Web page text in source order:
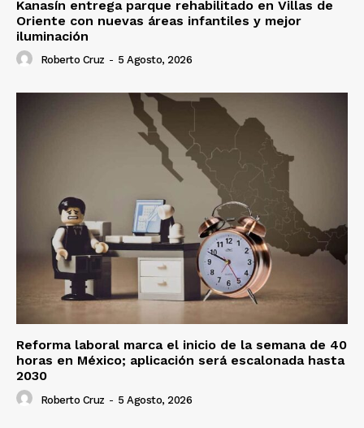
Kanasín entrega parque rehabilitado en Villas de
Oriente con nuevas áreas infantiles y mejor
iluminación
Roberto Cruz - 5 Agosto, 2026
Reforma laboral marca el inicio de la semana de 40
horas en México; aplicación será escalonada hasta
2030
Roberto Cruz - 5 Agosto, 2026